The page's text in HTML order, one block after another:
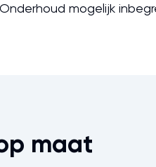
Onderhoud mogelijk
maat